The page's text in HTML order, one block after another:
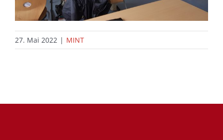
27. Mai 2022 | MINT